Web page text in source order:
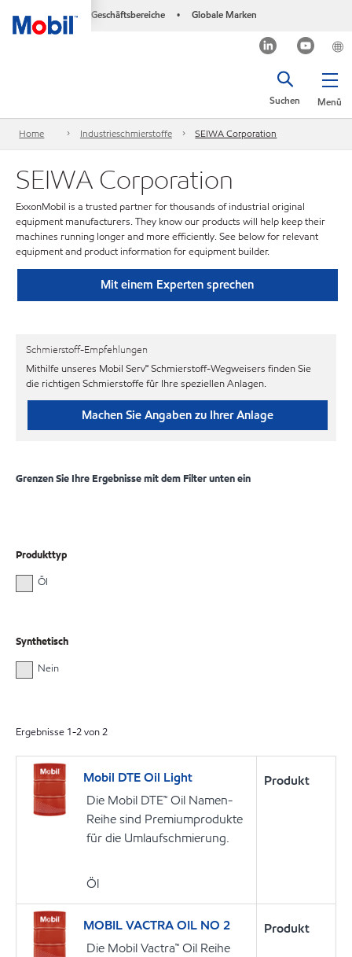
Geschäftsbereiche • Globale Marken
Menü
Suchen
Home Industrieschmierstoffe SEIWA Corporation
SEIWA Corporation
ExxonMobil is a trusted partner for thousands of industrial original
equipment manufacturers. They know our products will help keep their
machines running longer and more efficiently. See below for relevant
equipment and product information for equipment builder.
Mit einem Experten sprechen
Schmierstoff-Empfehlungen
Mithilfe unseres Mobil Serv℠ Schmierstoff-Wegweisers finden Sie
die richtigen Schmierstoffe für Ihre speziellen Anlagen.
Machen Sie Angaben zu Ihrer Anlage
Grenzen Sie Ihre Ergebnisse mit dem Filter unten ein
Produkttyp
Öl
Synthetisch
Nein
Ergebnisse 1-2von2
Mobil DTE Oil Light
Die Mobil DTE™ Oil Namen-
Reihe sind Premiumprodukte
für die Umlaufschmierung.
Öl
Produkt
MOBIL VACTRA OIL NO 2
Die Mobil Vactra™ Oil Reihe
Produkt